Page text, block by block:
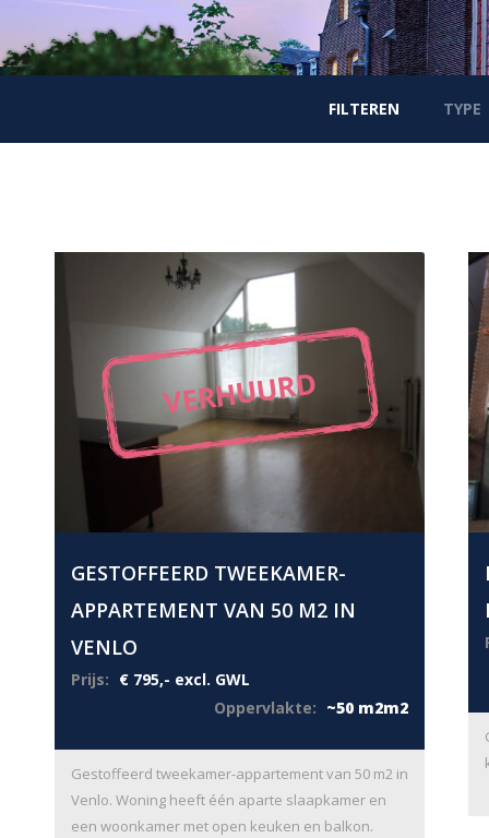
FILTEREN TYPE
VERHUURD
GESTOFFEERD TWEEKAMER-
APPARTEMENT VAN 50 M2 IN
VENLO
Prijs: € 795,- excl. GWL
Oppervlakte: ~50 m2m2
Gestoffeerd tweekamer-appartement van 50 m2 in
Venlo. Woning heeft één aparte slaapkamer en
een woonkamer met open keuken en balkon.